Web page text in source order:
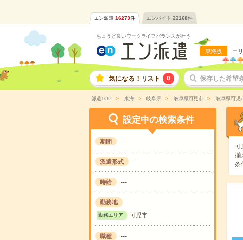
エン派遣 16273件 エンバイト 22168件
ちょうど良いワークライフバランスが叶う
東海版 エ
気になる！リスト 0 保存した希望
派遣TOP 東海 岐阜県 岐阜県可児市 岐阜県可児
設定中の検索条件
期間 ---
派遣形式 ---
時給 ---
勤務地
勤務エリア 可児市
職種 ---
可
揃
条